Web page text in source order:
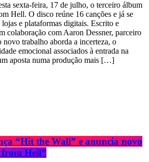
sexta-feira, 17 de julho, o terceiro álbum
Hell. O disco reúne 16 canções e já se
e plataformas digitais. Escrito e
colaboração com Aaron Dessner, parceiro
trabalho aborda a incerteza, o
emocional associados à entrada na
aposta numa produção mais […]
“Hit the Wall” e anuncia novo
Hell”